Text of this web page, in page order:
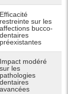
Efficacité
restreinte sur les
affections bucco-
dentaires
préexistantes
Impact modéré
sur les
pathologies
dentaires
avancées